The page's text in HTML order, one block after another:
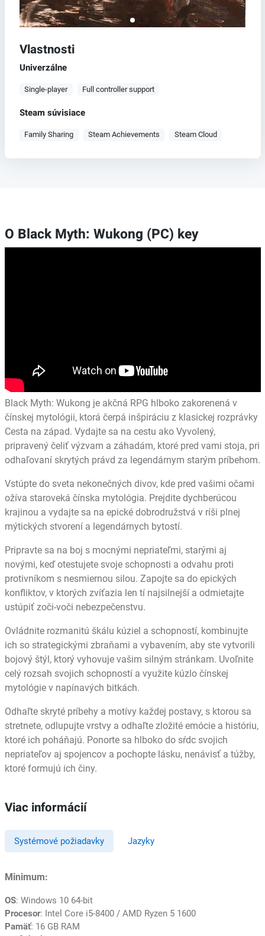
Vlastnosti
Univerzálne
Single-player Full controller support
Steam súvisiace
Family Sharing Steam Achievements Steam Cloud
O Black Myth: Wukong (PC) key
Black Myth: Wukong je akčná RPG hlboko zakorenená v
čínskej mytológii, ktorá čerpá inšpiráciu z klasickej rozprávky
Cesta na západ. Vydajte sa na cestu ako Vyvolený,
pripravený čeliť výzvam a záhadám, ktoré pred vami stoja, pri
odhaľovaní skrytých právd za legendárnym starým príbehom.
Vstúpte do sveta nekonečných divov, kde pred vašimi očami
ožíva staroveká čínska mytológia. Prejdite dychberúcou
krajinou a vydajte sa na epické dobrodružstvá v ríši plnej
mýtických stvorení a legendárnych bytostí.
Pripravte sa na boj s mocnými nepriateľmi, starými aj
novými, keď otestujete svoje schopnosti a odvahu proti
protivníkom s nesmiernou silou. Zapojte sa do epických
konfliktov, v ktorých zvíťazia len tí najsilnejší a odmietajte
ustúpiť zoči-voči nebezpečenstvu.
Ovládnite rozmanitú škálu kúziel a schopností, kombinujte
ich so strategickými zbraňami a vybavením, aby ste vytvorili
bojový štýl, ktorý vyhovuje vašim silným stránkam. Uvoľnite
celý rozsah svojich schopností a využite kúzlo čínskej
mytológie v napínavých bitkách.
Odhaľte skryté príbehy a motívy každej postavy, s ktorou sa
stretnete, odlupujte vrstvy a odhaľte zložité emócie a históriu,
ktoré ich poháňajú. Ponorte sa hlboko do sŕdc svojich
nepriateľov aj spojencov a pochopte lásku, nenávisť a túžby,
ktoré formujú ich činy.
Viac informácií
Systémové požiadavky Jazyky
Minimum:
OS: Windows 10 64-bit
Procesor: Intel Core i5-8400 / AMD Ryzen 5 1600
Pamäť: 16 GB RAM